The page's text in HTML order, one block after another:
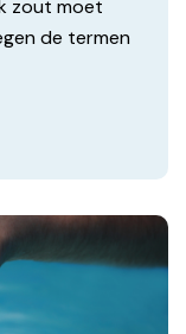
zout moet
de termen